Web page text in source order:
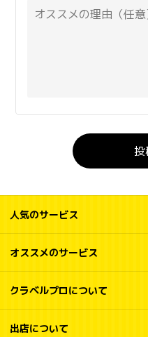
投
人気のサービス
オススメのサービス
クラベルプロについて
出店について